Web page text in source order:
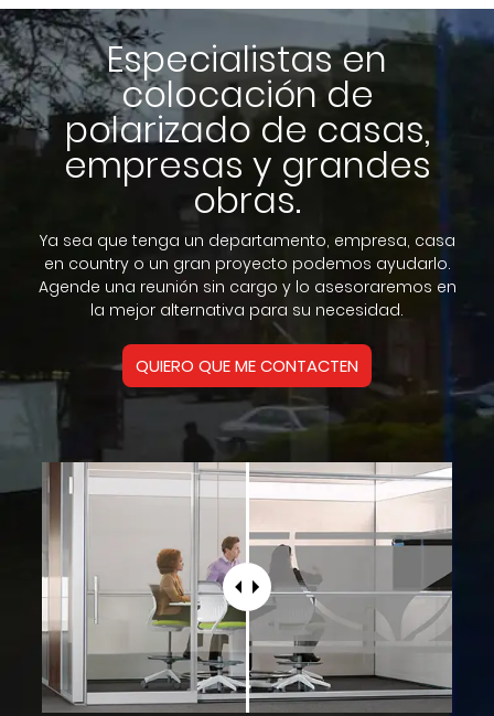
Especialistas en
colocación de
polarizado de casas,
empresas y grandes
obras.
Ya sea que tenga un departamento, empresa, casa
en country o un gran proyecto podemos ayudarlo.
Agende una reunión sin cargo y lo asesoraremos en
la mejor alternativa para su necesidad.
QUIERO QUE ME CONTACTEN